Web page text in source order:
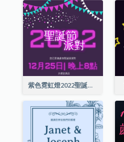
紫色霓虹燈2022聖誕晚會邀請函